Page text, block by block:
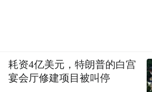
耗资4亿美元，特朗普的白宫
宴会厅修建项目被叫停